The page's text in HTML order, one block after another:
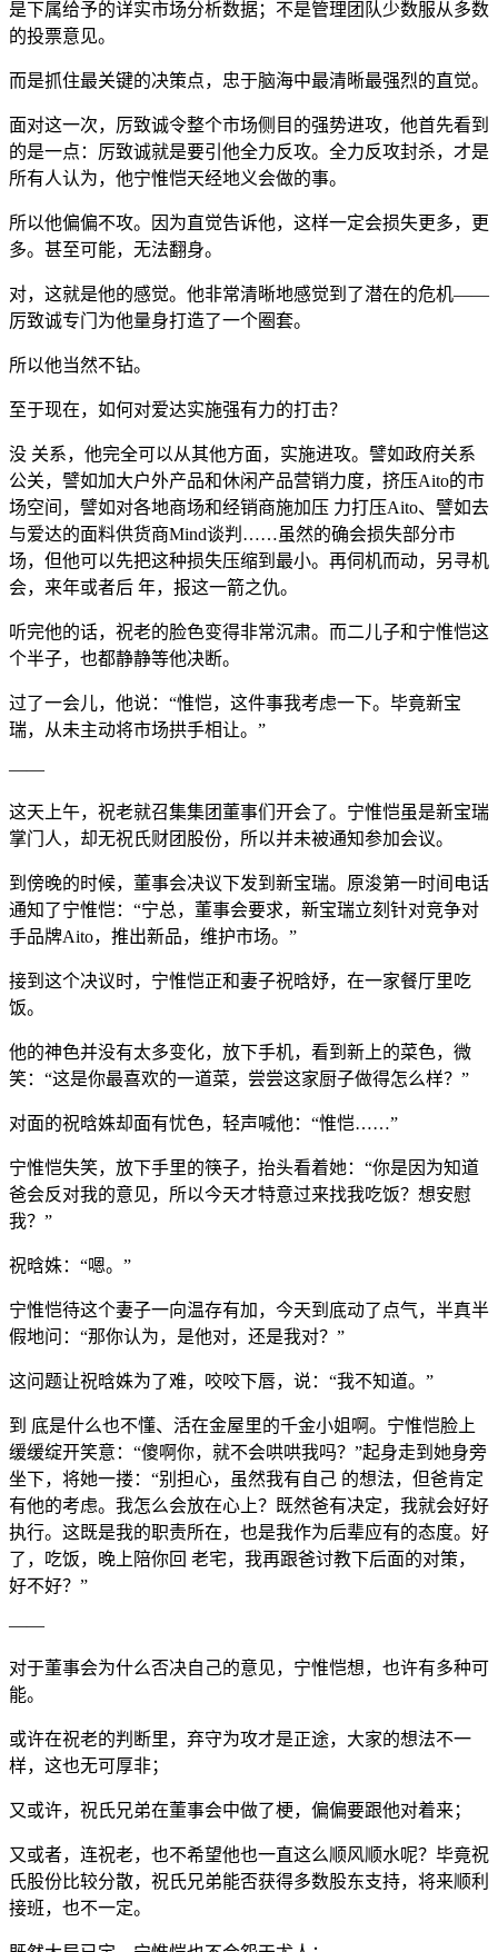
是下属给予的详实市场分析数据；不是管理团队少数服从多数
的投票意见。
而是抓住最关键的决策点，忠于脑海中最清晰最强烈的直觉。
面对这一次，厉致诚令整个市场侧目的强势进攻，他首先看到
的是一点：厉致诚就是要引他全力反攻。全力反攻封杀，才是
所有人认为，他宁惟恺天经地义会做的事。
所以他偏偏不攻。因为直觉告诉他，这样一定会损失更多，更
多。甚至可能，无法翻身。
对，这就是他的感觉。他非常清晰地感觉到了潜在的危机——
厉致诚专门为他量身打造了一个圈套。
所以他当然不钻。
至于现在，如何对爱达实施强有力的打击？
没 关系，他完全可以从其他方面，实施进攻。譬如政府关系
公关，譬如加大户外产品和休闲产品营销力度，挤压Aito的市
场空间，譬如对各地商场和经销商施加压 力打压Aito、譬如去
与爱达的面料供货商Mind谈判……虽然的确会损失部分市
场，但他可以先把这种损失压缩到最小。再伺机而动，另寻机
会，来年或者后 年，报这一箭之仇。
听完他的话，祝老的脸色变得非常沉肃。而二儿子和宁惟恺这
个半子，也都静静等他决断。
过了一会儿，他说：“惟恺，这件事我考虑一下。毕竟新宝
瑞，从未主动将市场拱手相让。”
——
这天上午，祝老就召集集团董事们开会了。宁惟恺虽是新宝瑞
掌门人，却无祝氏财团股份，所以并未被通知参加会议。
到傍晚的时候，董事会决议下发到新宝瑞。原浚第一时间电话
通知了宁惟恺：“宁总，董事会要求，新宝瑞立刻针对竞争对
手品牌Aito，推出新品，维护市场。”
接到这个决议时，宁惟恺正和妻子祝晗妤，在一家餐厅里吃
饭。
他的神色并没有太多变化，放下手机，看到新上的菜色，微
笑：“这是你最喜欢的一道菜，尝尝这家厨子做得怎么样？”
对面的祝晗姝却面有忧色，轻声喊他：“惟恺……”
宁惟恺失笑，放下手里的筷子，抬头看着她：“你是因为知道
爸会反对我的意见，所以今天才特意过来找我吃饭？想安慰
我？”
祝晗姝：“嗯。”
宁惟恺待这个妻子一向温存有加，今天到底动了点气，半真半
假地问：“那你认为，是他对，还是我对？”
这问题让祝晗姝为了难，咬咬下唇，说：“我不知道。”
到 底是什么也不懂、活在金屋里的千金小姐啊。宁惟恺脸上
缓缓绽开笑意：“傻啊你，就不会哄哄我吗？”起身走到她身旁
坐下，将她一搂：“别担心，虽然我有自己 的想法，但爸肯定
有他的考虑。我怎么会放在心上？既然爸有决定，我就会好好
执行。这既是我的职责所在，也是我作为后辈应有的态度。好
了，吃饭，晚上陪你回 老宅，我再跟爸讨教下后面的对策，
好不好？”
——
对于董事会为什么否决自己的意见，宁惟恺想，也许有多种可
能。
或许在祝老的判断里，弃守为攻才是正途，大家的想法不一
样，这也无可厚非；
又或许，祝氏兄弟在董事会中做了梗，偏偏要跟他对着来；
又或者，连祝老，也不希望他也一直这么顺风顺水呢？毕竟祝
氏股份比较分散，祝氏兄弟能否获得多数股东支持，将来顺利
接班，也不一定。